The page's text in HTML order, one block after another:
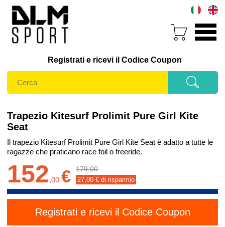
Registrati e ricevi il Codice Coupon
Trapezio Kitesurf Prolimit Pure Girl Kite
Seat
Il trapezio Kitesurf Prolimit Pure Girl Kite Seat è adatto a tutte le
ragazze che praticano race foil o freeride.
152,00 € 179,00
27,00 € di risparmio